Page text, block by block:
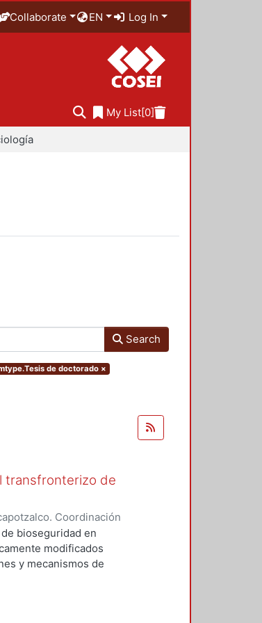
Collaborate EN Log In
My List[0]
Search
de doctorado ×
transfronterizo de
Coordinación
JORGE
bioseguridad en
modificados
y mecanismos de